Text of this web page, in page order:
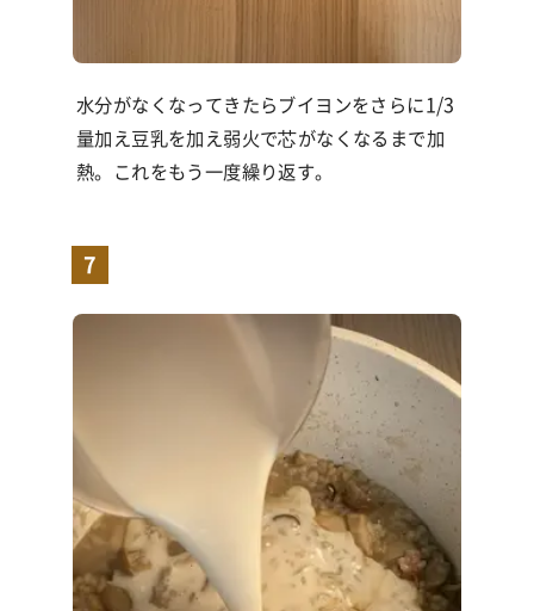
水分がなくなってきたらブイヨンをさらに 1/3
量加え豆乳を加え弱火で芯がなくなるまで加
熱。これをもう一度繰り返す。
7